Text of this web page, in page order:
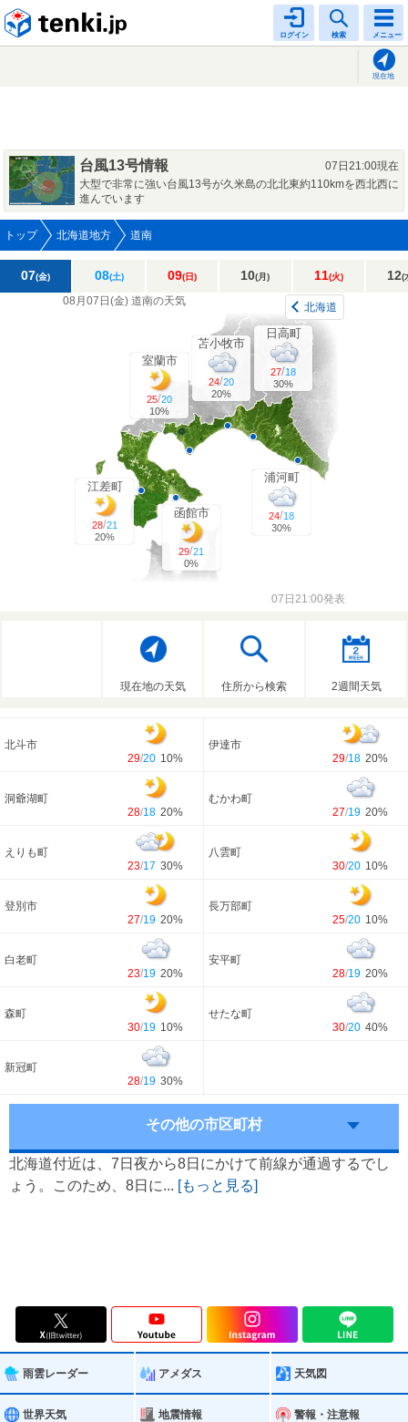
ログイン 検索 メニュー
現在地
台風13号情報
07日21:00現在
大型で非常に強い台風13号が久米島の北北東約110kmを西北西に
進んでいます
トップ 北海道地方 道南
07(金) 08(土) 09(日) 10(月) 11(火) 12(
07日21:00発表
08月07日(金) 道南の天気
函館市
29/21
0%
室蘭市
25/20
10%
江差町
28/21
20%
浦河町
24/18
30%
苫小牧市
24/20
20%
日高町
27/18
30%
北海道
現在地の天気 住所から検索 2週間天気
北斗市
29/20 10%
伊達市
29/18 20%
洞爺湖町
28/18 20%
むかわ町
27/19 20%
えりも町
23/17 30%
八雲町
30/20 10%
登別市
27/19 20%
長万部町
25/20 10%
白老町
23/19 20%
安平町
28/19 20%
森町
30/19 10%
せたな町
30/20 40%
新冠町
28/19 30%
その他の市区町村
北海道付近は、7日夜から8日にかけて前線が通過するでし
ょう。このため、8日に... [もっと見る]
雨雲レーダー アメダス 天気図
世界天気 地震情報 警報・注意報